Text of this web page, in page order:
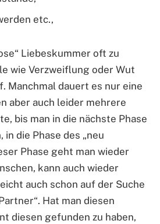
etc.,
Liebeskummer oft zu
wie Verzweiflung oder Wut
Manchmal dauert es nur eine
aber auch leider mehrere
bis man in die nächste Phase
die Phase des „neu
Phase geht man wieder
kann auch wieder
auch schon auf der Suche
Hat man diesen
diesen gefunden zu haben,